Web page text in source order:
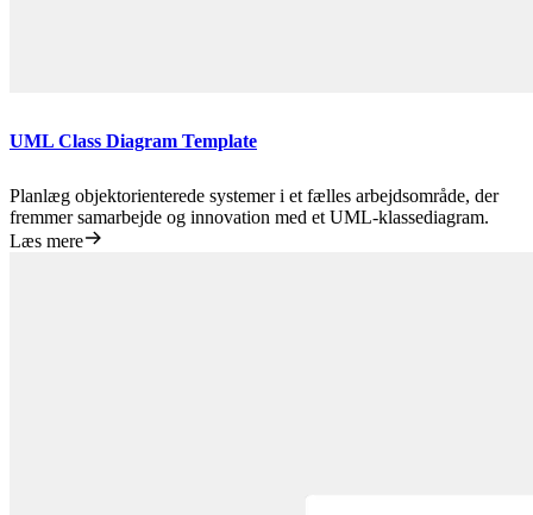
UML Class Diagram Template
Planlæg objektorienterede systemer i et fælles arbejdsområde, der
fremmer samarbejde og innovation med et UML-klassediagram.
Læs mere